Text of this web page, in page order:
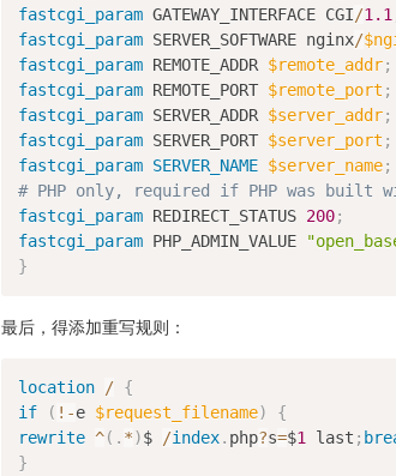
fastcgi_param GATEWAY_INTERFACE CGI/1.1
fastcgi_param SERVER_SOFTWARE nginx/
fastcgi_param REMOTE_ADDR $remote_addr;
fastcgi_param REMOTE_PORT $remote_port ;
fastcgi_param SERVER_ADDR $server_addr;
fastcgi_param SERVER_PORT $server_port ;
fastcgi_param SERVER_NAME $server_name;
# PHP only, required if PHP was built
fastcgi_param REDIRECT_STATUS 200;
fastcgi_param PHP_ADMIN_VALUE
}
最后，得添加重写规则：
location / {
if
( ! -e $request_filename)
{
rewrite ^( . *)$ /index. php?s=$1 last ;
}